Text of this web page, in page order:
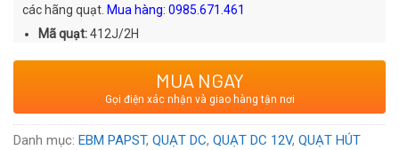
các hãng quạt. Mua hàng: 0985.671.461
Mã quạt:412J/2H
Thương hiệu: Quạt DC EBMPAPST
: Thương hiệu Đức sản xuất tại Hungary
Voltage:12VDC
MUA NGAY
Gọi điện xác nhận và giao hàng tận nơi
Danh mục: EBM PAPST, QUẠT DC, QUẠT DC 12V, QUẠT HÚT